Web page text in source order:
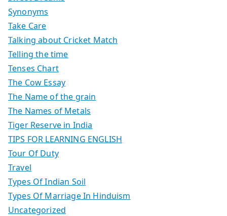
Synonyms
Take Care
Talking about Cricket Match
Telling the time
Tenses Chart
The Cow Essay
The Name of the grain
The Names of Metals
Tiger Reserve in India
TIPS FOR LEARNING ENGLISH
Tour Of Duty
Travel
Types Of Indian Soil
Types Of Marriage In Hinduism
Uncategorized